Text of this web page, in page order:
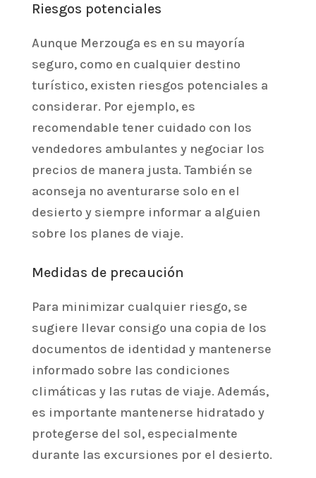
Riesgos potenciales
Aunque Merzouga es en su mayoría
seguro, como en cualquier destino
turístico, existen riesgos potenciales a
considerar. Por ejemplo, es
recomendable tener cuidado con los
vendedores ambulantes y negociar los
precios de manera justa. También se
aconseja no aventurarse solo en el
desierto y siempre informar a alguien
sobre los planes de viaje.
Medidas de precaución
Para minimizar cualquier riesgo, se
sugiere llevar consigo una copia de los
documentos de identidad y mantenerse
informado sobre las condiciones
climáticas y las rutas de viaje. Además,
es importante mantenerse hidratado y
protegerse del sol, especialmente
durante las excursiones por el desierto.